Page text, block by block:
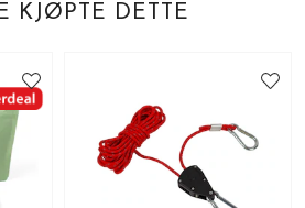
KJØPTE DETTE